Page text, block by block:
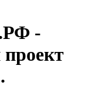
-
проект